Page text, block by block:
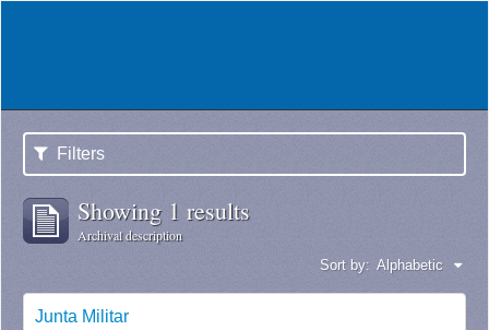
Filters
Showing 1 results
Archival description
Sort by: Alphabetic
Junta Militar